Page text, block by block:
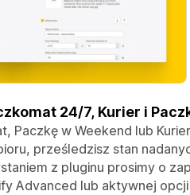
24/7, Kurier i
Paczkę w Weekend lub
prześledzisz stan
z pluginu prosimy o
Advanced lub aktywnej